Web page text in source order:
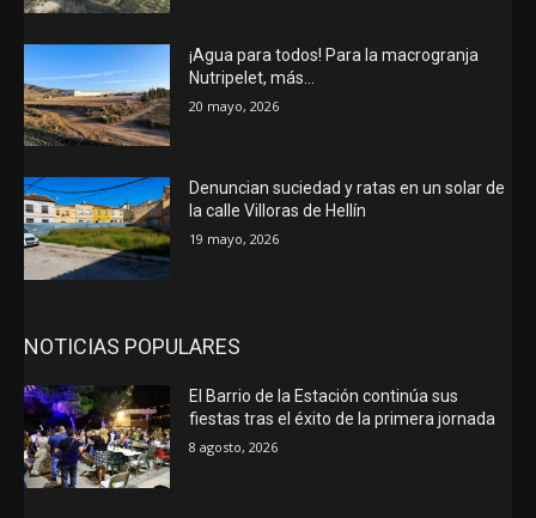
¡Agua para todos! Para la macrogranja
Nutripelet, más…
20 mayo, 2026
Denuncian suciedad y ratas en un solar de
la calle Villoras de Hellín
19 mayo, 2026
NOTICIAS POPULARES
El Barrio de la Estación continúa sus
fiestas tras el éxito de la primera jornada
8 agosto, 2026